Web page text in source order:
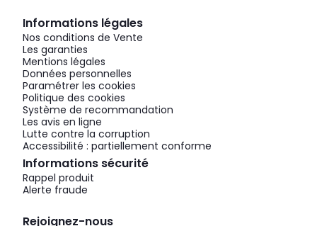
Informations légales
Nos conditions de Vente
Les garanties
Mentions légales
Données personnelles
Paramétrer les cookies
Politique des cookies
Système de recommandation
Les avis en ligne
Lutte contre la corruption
Accessibilité : partiellement conforme
Informations sécurité
Rappel produit
Alerte fraude
Rejoignez-nous